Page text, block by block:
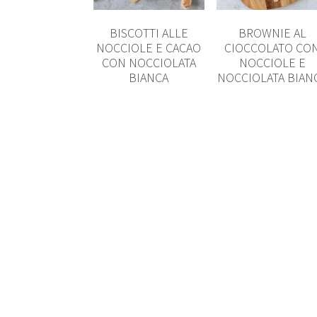
BISCOTTI ALLE
NOCCIOLE E CACAO
CON NOCCIOLATA
BIANCA
BROWNIE AL
CIOCCOLATO
NOCCIOLE E
NOCCIOLATA